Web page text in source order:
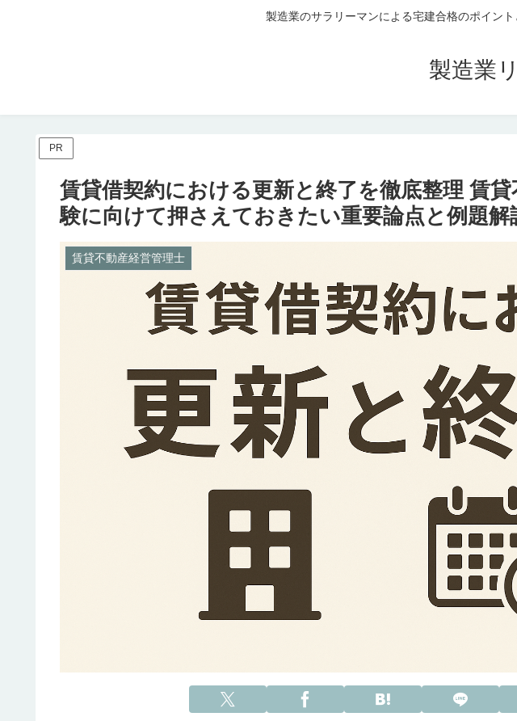
製造業のサラリーマンによる宅建合格のポイン
製造業
PR
賃貸借契約における更新と終了を徹底整理 賃
験に向けて押さえておきたい重要論点と例題解
賃貸不動産経営管理士